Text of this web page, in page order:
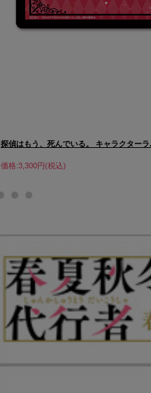
探偵はもう、死んでいる。 キャラクターラ
価格:3,300円(税込)